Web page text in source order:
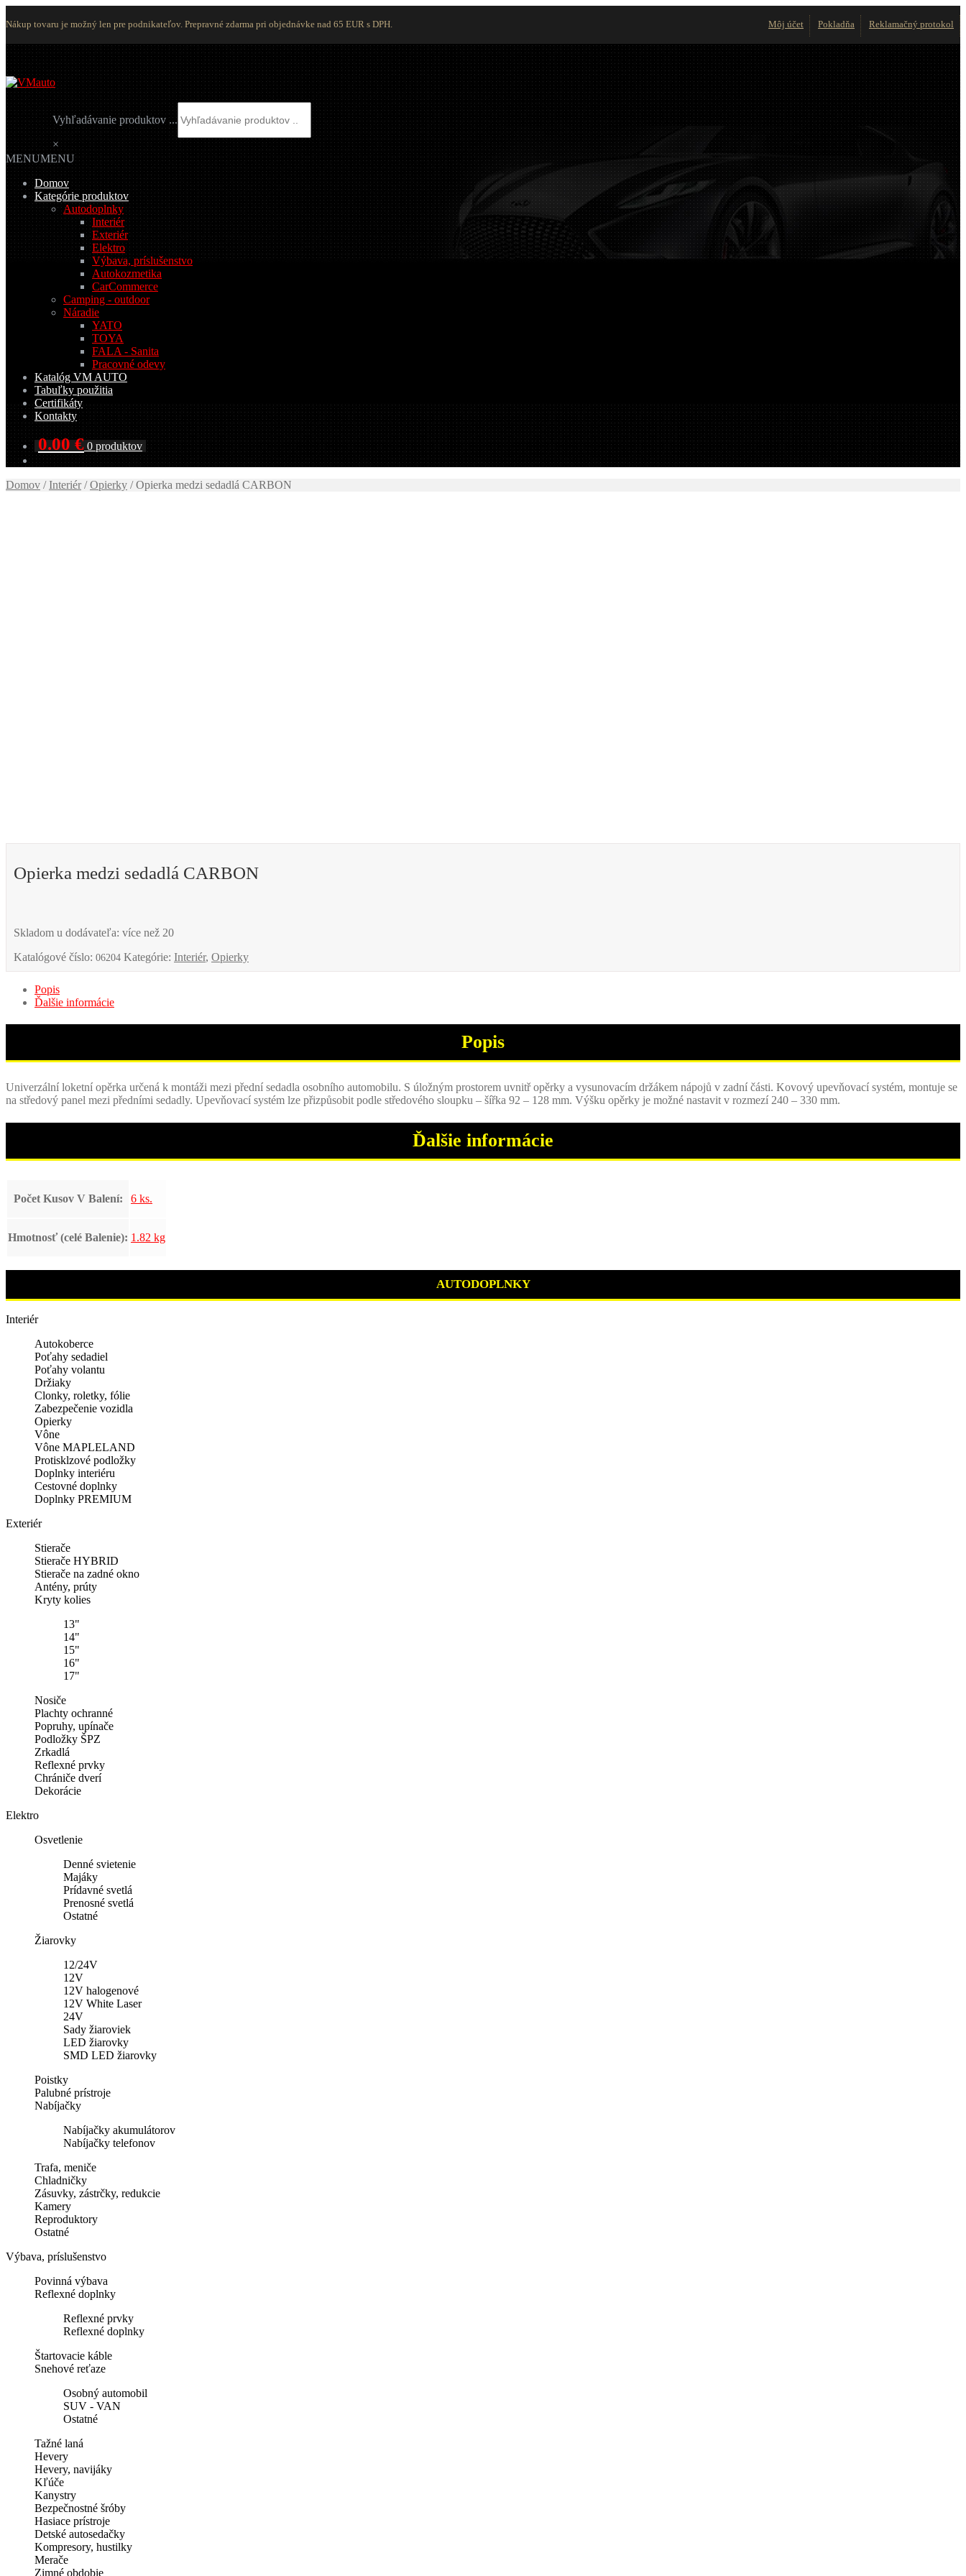
Nákup tovaru je možný len pre podnikateľov. Prepravné zdarma pri objednávke nad 65 EUR s DPH. Môj účet Pokladňa Reklamačný protokol
Preskočiť
na
navigáciu
Preskočiť
na
obsah
Vyhľadávanie produktov ...
×
MENUMENU
Domov
Kategórie produktov
Autodoplnky
Interiér
Exteriér
Elektro
Výbava, príslušenstvo
Autokozmetika
CarCommerce
Camping - outdoor
Náradie
YATO
TOYA
FALA - Sanita
Pracovné odevy
Katalóg VM AUTO
Tabuľky použitia
Certifikáty
Kontakty
0.00€ 0 produktov
Domov /Interiér/Opierky /Opierka medzi sedadlá CARBON
Opierka medzi sedadlá CARBON
Skladom u dodávateľa: více než 20
Katalógové číslo: 06204 Kategórie: Interiér, Opierky
Popis
Ďalšie informácie
Popis
Univerzální loketní opěrka určená k montáži mezi přední sedadla osobního automobilu. S úložným prostorem uvnitř opěrky a vysunovacím držákem nápojů v zadní části. Kovový upevňovací systém, montuje se
na středový panel mezi předními sedadly. Upevňovací systém lze přizpůsobit podle středového sloupku – šířka 92 – 128 mm. Výšku opěrky je možné nastavit v rozmezí 240 – 330 mm.
Ďalšie informácie
Počet Kusov V Balení: 6 ks.
Hmotnosť (celé Balenie): 1.82 kg
AUTODOPLNKY
Interiér
Autokoberce
Poťahy sedadiel
Poťahy volantu
Držiaky
Clonky, roletky, fólie
Zabezpečenie vozidla
Opierky
Vône
Vône MAPLELAND
Protisklzové podložky
Doplnky interiéru
Cestovné doplnky
Doplnky PREMIUM
Exteriér
Stierače
Stierače HYBRID
Stierače na zadné okno
Antény, prúty
Kryty kolies
13"
14"
15"
16"
17"
Nosiče
Plachty ochranné
Popruhy, upínače
Podložky ŠPZ
Zrkadlá
Reflexné prvky
Chrániče dverí
Dekorácie
Elektro
Osvetlenie
Denné svietenie
Majáky
Prídavné svetlá
Prenosné svetlá
Ostatné
Žiarovky
12/24V
12V
12V halogenové
12V White Laser
24V
Sady žiaroviek
LED žiarovky
SMD LED žiarovky
Poistky
Palubné prístroje
Nabíjačky
Nabíjačky akumulátorov
Nabíjačky telefonov
Trafa, meniče
Chladničky
Zásuvky, zástrčky, redukcie
Kamery
Reproduktory
Ostatné
Výbava, príslušenstvo
Povinná výbava
Reflexné doplnky
Reflexné prvky
Reflexné doplnky
Štartovacie káble
Snehové reťaze
Osobný automobil
SUV - VAN
Ostatné
Tažné laná
Hevery
Hevery, navijáky
Kľúče
Kanystry
Bezpečnostné šróby
Hasiace prístroje
Detské autosedačky
Kompresory, hustilky
Merače
Zimné obdobie